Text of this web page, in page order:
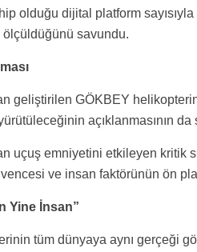
olduğu dijital platform
savundu.
geliştirilen GÖKBEY
açıklanmasının da
uçuş emniyetini etkileyen kritik
ve insan faktörünün ön
Yine İnsan”
tüm dünyaya aynı gerçeği